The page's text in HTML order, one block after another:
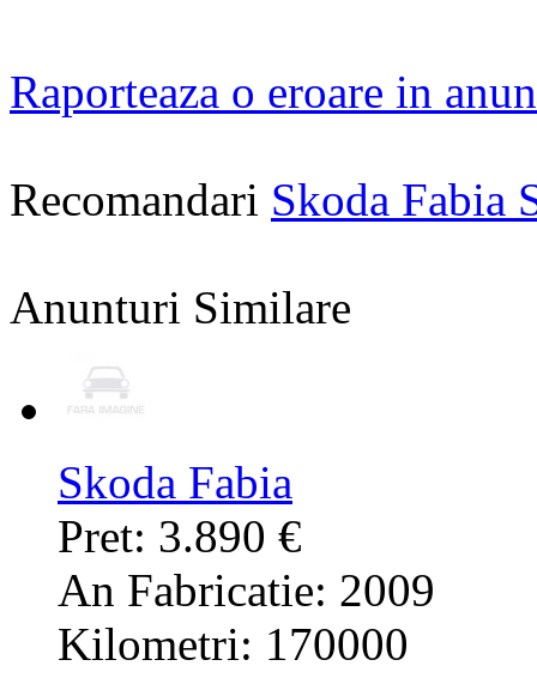
Raporteaza o eroare in
Recomandari Skoda Fabia
Anunturi Similare
Skoda Fabia
Pret: 3.890 €
An Fabricatie: 2009
Kilometri: 170000